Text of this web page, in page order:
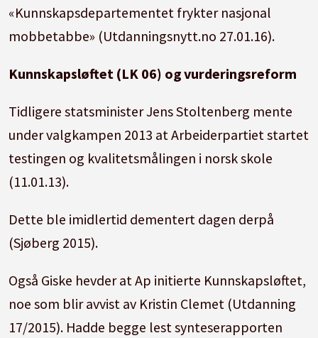
«Kunnskapsdepartementet frykter nasjonal
mobbetabbe» (Utdanningsnytt.no 27.01.16).
Kunnskapsløftet (LK 06) og vurderingsreform
Tidligere statsminister Jens Stoltenberg mente
under valgkampen 2013 at Arbeiderpartiet startet
testingen og kvalitetsmålingen i norsk skole
(11.01.13).
Dette ble imidlertid dementert dagen derpå
(Sjøberg 2015).
Også Giske hevder at Ap initierte Kunnskapsløftet,
noe som blir avvist av Kristin Clemet (Utdanning
17/2015). Hadde begge lest synteserapporten